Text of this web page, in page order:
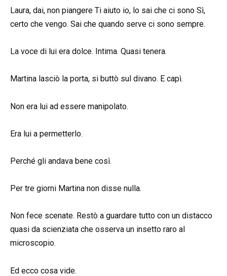
Laura, dai, non piangere Ti aiuto io, lo sai che ci sono Sì,
certo che vengo. Sai che quando serve ci sono sempre.
La voce di lui era dolce. Intima. Quasi tenera.
Martina lasciò la porta, si buttò sul divano. E capì.
Non era lui ad essere manipolato.
Era lui a permetterlo.
Perché gli andava bene così.
Per tre giorni Martina non disse nulla.
Non fece scenate. Restò a guardare tutto con un distacco
quasi da scienziata che osserva un insetto raro al
microscopio.
Ed ecco cosa vide.